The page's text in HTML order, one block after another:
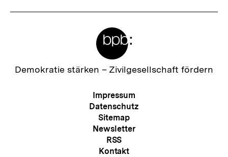
Zur
Demokratie stärken – Zivilgesellschaft fördern
Meta-
Navigation
Impressum
Datenschutz
Sitemap
Newsletter
RSS
Kontakt